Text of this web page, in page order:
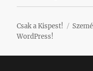
Csak a Kispest!
WordPress!